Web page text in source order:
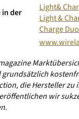
in der
Light&
Light &
Charge
die Hersteller zu
wir